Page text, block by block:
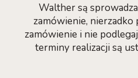
Walther są
zamówienie,
zamówienie i nie
terminy realizacji są